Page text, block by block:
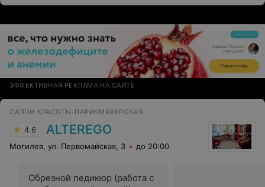
ЭФФЕКТИВНАЯ РЕКЛАМА НА САЙТЕ
САЛОН КРАСОТЫ-ПАРИКМАХЕРСКАЯ
4.6 ALTEREGO
Могилев, ул. Первомайская, 3 до 20:00
Обрезной педикюр (работа с